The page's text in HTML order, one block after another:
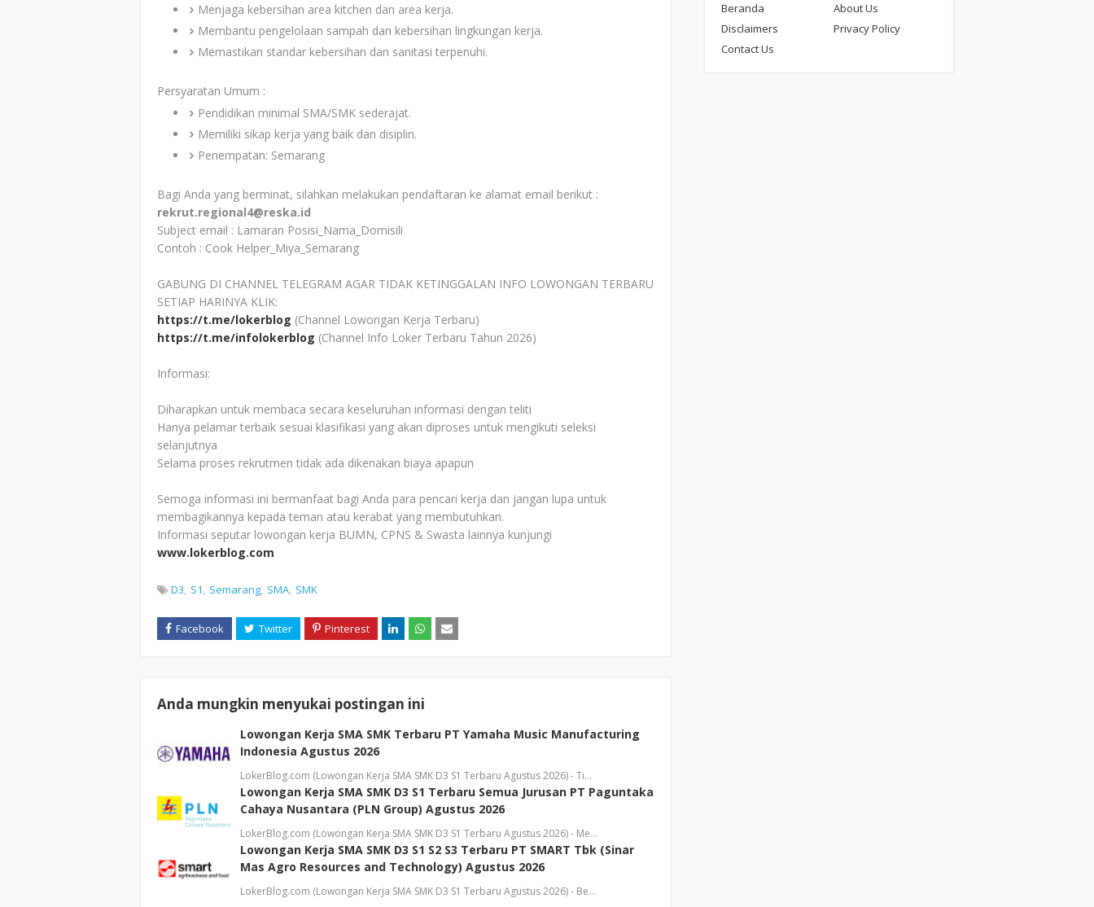
Menjaga kebersihan area kitchen dan area kerja.
Membantu pengelolaan sampah dan kebersihan lingkungan kerja.
Memastikan standar kebersihan dan sanitasi terpenuhi.
Persyaratan Umum :
Pendidikan minimal SMA/SMK sederajat.
Memiliki sikap kerja yang baik dan disiplin.
Penempatan: Semarang
Bagi Anda yang berminat, silahkan melakukan pendaftaran ke alamat email berikut :
rekrut.regional4@reska.id
Subject email : Lamaran Posisi_Nama_Domisili
Contoh : Cook Helper_Miya_Semarang
GABUNG DI CHANNEL TELEGRAM AGAR TIDAK KETINGGALAN INFO LOWONGAN TERBARU
SETIAP HARINYA KLIK:
https://t.me/lokerblog (Channel Lowongan Kerja Terbaru)
https://t.me/infolokerblog (Channel Info Loker Terbaru Tahun 2026)
Informasi:
Diharapkan untuk membaca secara keseluruhan informasi dengan teliti
Hanya pelamar terbaik sesuai klasifikasi yang akan diproses untuk mengikuti seleksi
selanjutnya
Selama proses rekrutmen tidak ada dikenakan biaya apapun
Semoga informasi ini bermanfaat bagi Anda para pencari kerja dan jangan lupa untuk
membagikannya kepada teman atau kerabat yang membutuhkan.
Informasi seputar lowongan kerja BUMN, CPNS & Swasta lainnya kunjungi
www.lokerblog.com
D3 S1 Semarang SMA SMK
Anda mungkin menyukai postingan ini
Lowongan Kerja SMA SMK Terbaru PT Yamaha Music Manufacturing
Indonesia Agustus 2026
LokerBlog.com (Lowongan Kerja SMA SMK D3 S1 Terbaru Agustus 2026) - Ti…
Lowongan Kerja SMA SMK D3 S1 Terbaru Semua Jurusan PT Paguntaka
Cahaya Nusantara (PLN Group) Agustus 2026
LokerBlog.com (Lowongan Kerja SMA SMK D3 S1 Terbaru Agustus 2026) - Me…
Lowongan Kerja SMA SMK D3 S1 S2 S3 Terbaru PT SMART Tbk (Sinar
Mas Agro Resources and Technology) Agustus 2026
LokerBlog.com (Lowongan Kerja SMA SMK D3 S1 Terbaru Agustus 2026) - Be…
Beranda
About Us
Disclaimers
Privacy Policy
Contact Us